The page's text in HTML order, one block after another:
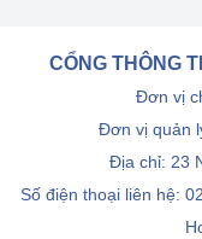
CỔNG THÔNG
Đơn vị
Đơn vị quản
Địa chỉ: 23
Số điện thoại liên hệ: